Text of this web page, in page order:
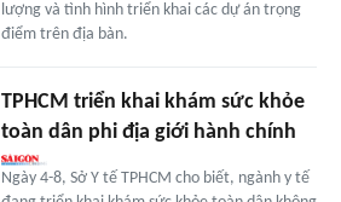
lượng và tình hình triển khai các dự án trọng
điểm trên địa bàn.
TPHCM triển khai khám sức khỏe
toàn dân phi địa giới hành chính
Ngày 4-8, Sở Y tế TPHCM cho biết, ngành y tế